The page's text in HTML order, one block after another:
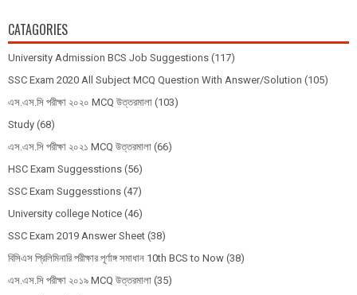
CATAGORIES
University Admission BCS Job Suggestions (117)
SSC Exam 2020 All Subject MCQ Question With Answer/Solution (105)
এস.এস.সি পরীক্ষা ২০২০ MCQ উত্তরমালা (103)
Study (68)
এস.এস.সি পরীক্ষা ২০২১ MCQ উত্তরমালা (66)
HSC Exam Suggesstions (56)
SSC Exam Suggesstions (47)
University college Notice (46)
SSC Exam 2019 Answer Sheet (38)
বিসিএস প্রিলিমিনারি পরীক্ষার পূর্ণাঙ্গ সমাধান 10th BCS to Now (38)
এস.এস.সি পরীক্ষা ২০১৯ MCQ উত্তরমালা (35)